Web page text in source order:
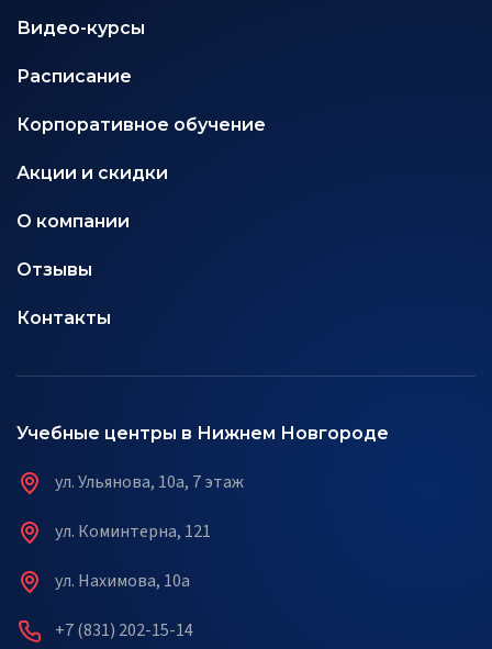
Видео-курсы
Расписание
Корпоративное обучение
Акции и скидки
О компании
Отзывы
Контакты
Учебные центры в Нижнем Новгороде
ул. Ульянова, 10а, 7 этаж
ул. Коминтерна, 121
ул. Нахимова, 10а
+7 (831) 202-15-14